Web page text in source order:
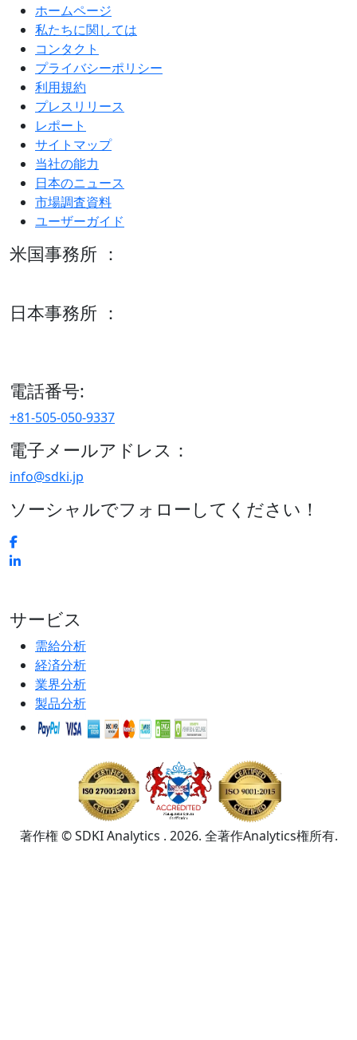
ホームページ
私たちに関しては
コンタクト
プライバシーポリシー
利用規約
プレスリリース
レポート
サイトマップ
当社の能力
日本のニュース
市場調査資料
ユーザーガイド
米国事務所 ：
日本事務所 ：
電話番号:
+81-505-050-9337
電子メールアドレス：
info@sdki.jp
ソーシャルでフォローしてください！
サービス
需給分析
経済分析
業界分析
製品分析
著作権 © SDKI Analytics . 2026. 全著作Analytics権所有.